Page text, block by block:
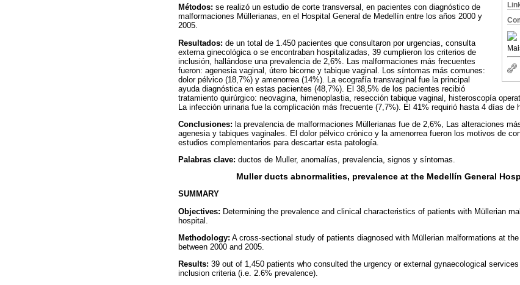
Métodos: se realizó un estudio de corte transversal, en pacientes con diagnóstico de
malformaciones Müllerianas, en el Hospital General de Medellín entre los años 2000 y
2005.
Resultados: de un total de 1.450 pacientes que consultaron por urgencias, consulta
externa ginecológica o se encontraban hospitalizadas, 39 cumplieron los criterios de
inclusión, hallándose una prevalencia de 2,6%. Las malformaciones más frecuentes
fueron: agenesia vaginal, útero bicorne y tabique vaginal. Los síntomas más comunes:
dolor pélvico (18,7%) y amenorrea (14%). La ecografía transvaginal fue la principal
ayuda diagnóstica en estas pacientes (48,7%). El 38,5% de los pacientes recibió
tratamiento quirúrgico: neovagina, himenoplastia, resección tabique vaginal, histeroscopía
La infección urinaria fue la complicación más frecuente (7,7%). El 41% requirió hasta 4 días de
Conclusiones: la prevalencia de malformaciones Müllerianas fue de 2,6%, Las alteraciones
agenesia y tabiques vaginales. El dolor pélvico crónico y la amenorrea fueron los motivos de
estudios complementarios para descartar esta patología.
Palabras clave: ductos de Muller, anomalías, prevalencia, signos y síntomas.
Muller ducts abnormalities, prevalence at the Medellín General
SUMMARY
Objectives: Determining the prevalence and clinical characteristics of patients with Müllerian
hospital.
Methodology: A cross-sectional study of patients diagnosed with Müllerian malformations at
between 2000 and 2005.
Results: 39 out of 1,450 patients who consulted the urgency or external gynaecological
inclusion criteria (i.e. 2.6% prevalence).